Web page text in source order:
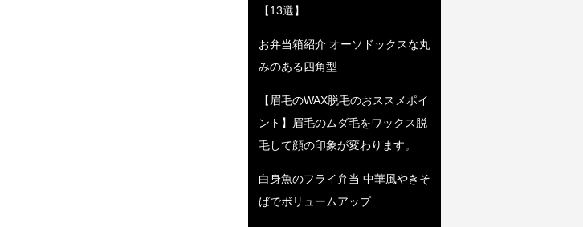
【13選】
お弁当箱紹介 オーソドックスな丸
みのある四角型
【眉毛のWAX脱毛のおススメポイ
ント】眉毛のムダ毛をワックス脱
毛して顔の印象が変わります。
白身魚のフライ弁当 中華風やきそ
ばでボリュームアップ